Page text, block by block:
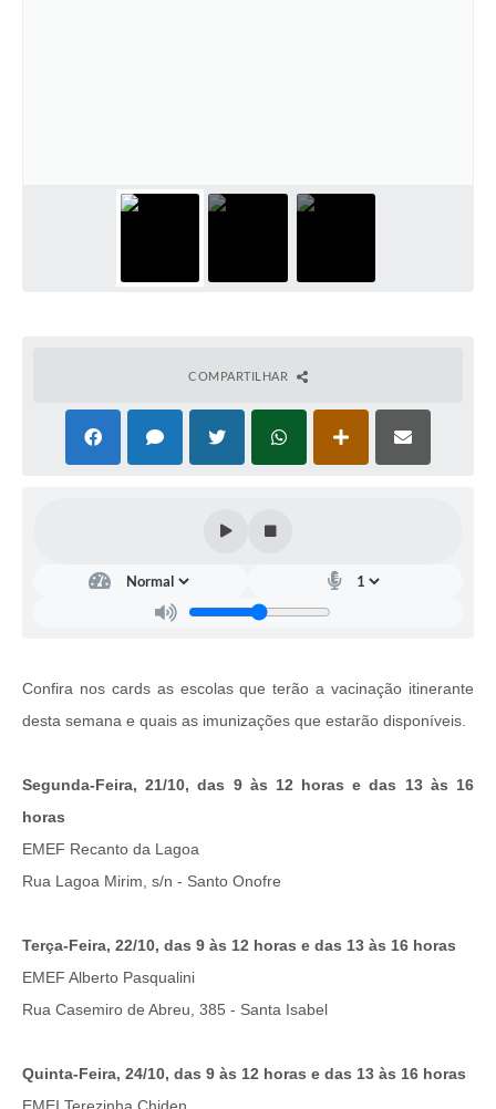
COMPARTILHAR
Confira nos cards as escolas que terão a vacinação itinerante
desta semana e quais as imunizações que estarão disponíveis.
Segunda-Feira, 21/10, das 9 às 12 horas e das 13 às 16
horas
EMEF Recanto da Lagoa
Rua Lagoa Mirim, s/n - Santo Onofre
Terça-Feira, 22/10, das 9 às 12 horas e das 13 às 16 horas
EMEF Alberto Pasqualini
Rua Casemiro de Abreu, 385 - Santa Isabel
Quinta-Feira, 24/10, das 9 às 12 horas e das 13 às 16 horas
EMEI Terezinha Chiden